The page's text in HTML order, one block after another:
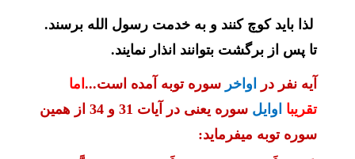
لذا باید کوچ کنند و به خدمت رسول الله برسند.
تا پس از برگشت بتوانند انذار نمایند.
آیه نفر در اواخر سوره توبه آمده است... اما
تقریبا اوایل
سوره یعنی در آیات 31 و 34 از همین
سوره توبه میفرماید: